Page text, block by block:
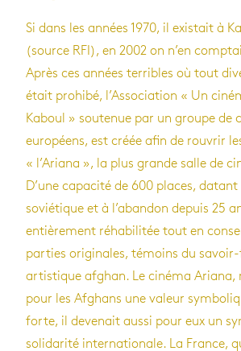
Si dans les années 1970, il existait à
(source RFI), en 2002 on n’en
Après ces années terribles où tout
était prohibé, l’Association « Un
Kaboul » soutenue par un groupe de
européens, est créée afin de rouvrir
« l’Ariana », la plus grande salle de
D’une capacité de 600 places, datant
soviétique et à l’abandon depuis 25
entièrement réhabilitée tout en
parties originales, témoins du
artistique afghan. Le cinéma Ariana,
pour les Afghans une valeur
forte, il devenait aussi pour eux un
solidarité internationale. La France,